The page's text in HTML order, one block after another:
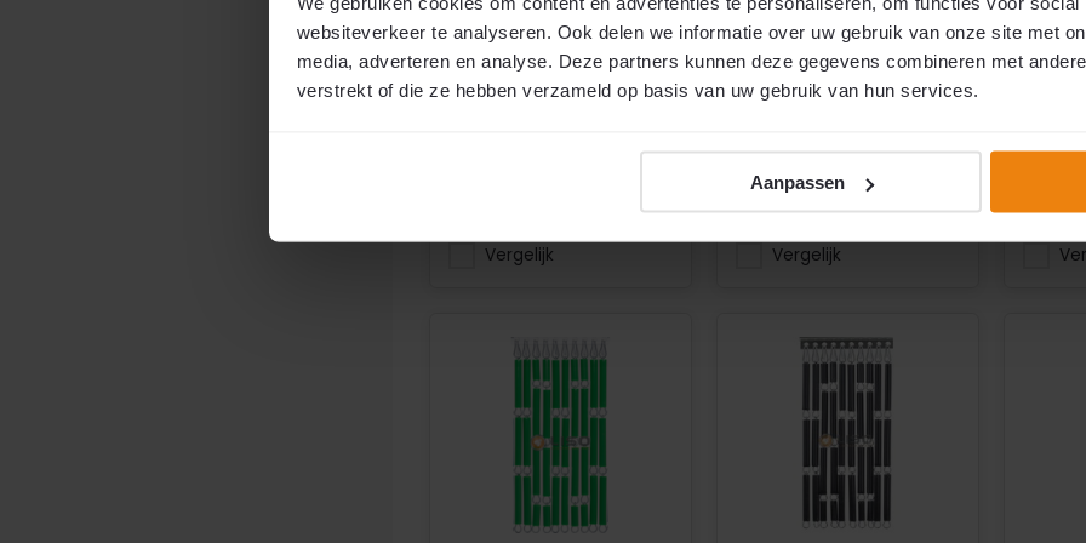
websiteverkeer te analyseren. Ook delen we informatie over uw gebruik van onze site met
media, adverteren en analyse. Deze partners kunnen deze gegevens combineren met
verstrekt of die ze hebben verzameld op basis van uw gebruik van hun services.
Aanpassen
Doe-het-zelf pakket
Alle maten leverbaar
Kind- en diervriendelijke
Beste prijs-/ kwaliteit
Oersterk
Vergelijk
Doe-het-zelf pakket
Alle maten leverbaar
Kind- en diervriendelijke
Beste prijs-/ kwaliteit
Oersterk
Op voorraad
€49,50
Vergelijk
Doe-
Alle
Kind-
Op
2